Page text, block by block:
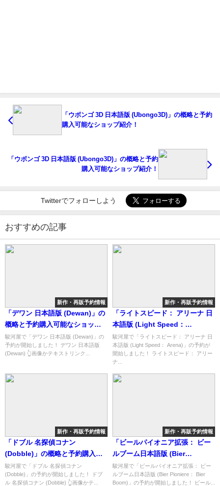
「ウボンゴ 3D 日本語版 (Ubongo3D)」の概略と予約
購入可能なショップ紹介！
「ウボンゴ 3D 日本語版 (Ubongo3D)」の概略と予約
購入可能なショップ紹介！
Twitterでフォローしよう
おすすめの記事
新作・再販予約情報
「デワン 日本語版 (Dewan)」の
概略と予約購入可能なショップ
紹介！
駿河屋で「デワン 日本語版 (Dewan)」の
予約が開始しました！ デワン 日本語版
(Dewan) 👆画像かテキストリンク...
新作・再販予約情報
「ライトスピード： アリーナ 日
本語版 (Light Speed：
Arena)」の概略と予約購入可能
なショップ紹介！
駿河屋で「ライトスピード： アリーナ 日
本語版 (Light Speed： Arena)」の予約が
開始しました！ ライトスピード： アリー
ナ...
新作・再販予約情報
「ドブル 名探偵コナン
(Dobble)」の概略と予約購入可
能なショップ紹介！
駿河屋で「ドブル 名探偵コナン
(Dobble)」の予約が開始しました！ ドブ
ル 名探偵コナン (Dobble) 👆画像かテ...
新作・再販予約情報
「ビールパイオニア拡張： ビー
ルブーム日本語版 (Bier
Pioniere： Bier Boom)」の概略
と予約購入可能なショップ紹
駿河屋で「ビールパイオニア拡張： ビー
ルブーム日本語版 (Bier Pioniere： Bier
Boom)」の予約が開始しました！ ビール...